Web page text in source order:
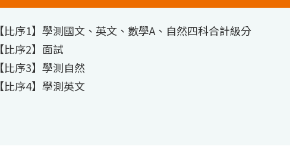
【比序1】學測國文、英文、數學A、自然四科合計級分
【比序2】面試
【比序3】學測自然
【比序4】學測英文